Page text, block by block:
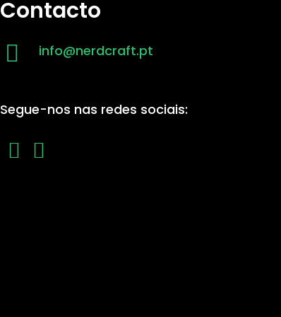
Contacto
info@nerdcraft.pt
Segue-nos nas redes sociais: